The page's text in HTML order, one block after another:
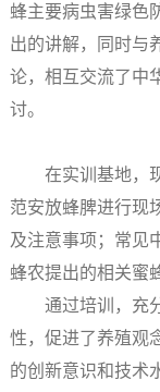
蜂主要病虫害绿色
出的讲解，同时与
论，相互交流了中
讨。
在实训基地，
范安放蜂脾进行现
及注意事项；常见
蜂农提出的相关蜜
通过培训，充
性，促进了养殖观
的创新意识和技术